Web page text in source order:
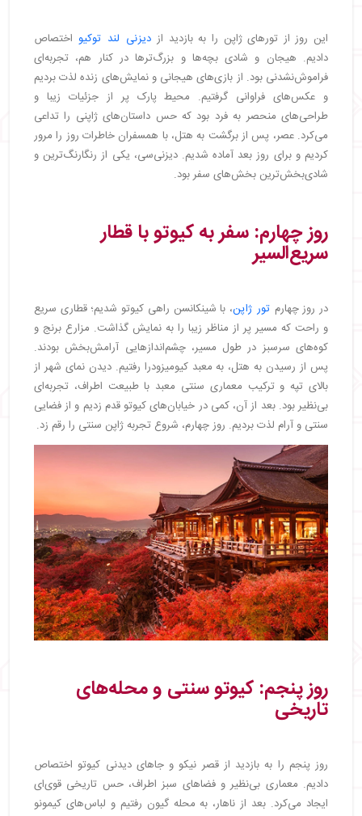
این روز از تورهای ژاپن را به بازدید از دیزنی لند توکیو اختصاص
دادیم. هیجان و شادی بچه‌ها و بزرگ‌ترها در کنار هم، تجربه‌ای
فراموش‌نشدنی بود. از بازی‌های هیجانی و نمایش‌های زنده لذت بردیم
و عکس‌های فراوانی گرفتیم. محیط پارک پر از جزئیات زیبا و
طراحی‌های منحصر به فرد بود که حس داستان‌های ژاپنی را تداعی
می‌کرد. عصر، پس از برگشت به هتل، با همسفران خاطرات روز را مرور
کردیم و برای روز بعد آماده شدیم. دیزنی‌سی، یکی از رنگارنگ‌ترین و
شادی‌بخش‌ترین بخش‌های سفر بود.
روز چهارم: سفر به کیوتو با قطار
سریع‌السیر
در روز چهارم تور ژاپن، با شینکانسن راهی کیوتو شدیم؛ قطاری سریع
و راحت که مسیر پر از مناظر زیبا را به نمایش گذاشت. مزارع برنج و
کوه‌های سرسبز در طول مسیر، چشم‌اندازهایی آرامش‌بخش بودند.
پس از رسیدن به هتل، به معبد کیومیزودرا رفتیم. دیدن نمای شهر از
بالای تپه و ترکیب معماری سنتی معبد با طبیعت اطراف، تجربه‌ای
بی‌نظیر بود. بعد از آن، کمی در خیابان‌های کیوتو قدم زدیم و از فضایی
سنتی و آرام لذت بردیم. روز چهارم، شروع تجربه ژاپن سنتی را رقم زد.
روز پنجم: کیوتو سنتی و محله‌های
تاریخی
روز پنجم را به بازدید از قصر نیکو و جاهای دیدنی کیوتو اختصاص
دادیم. معماری بی‌نظیر و فضاهای سبز اطراف، حس تاریخی قوی‌ای
ایجاد می‌کرد. بعد از ناهار، به محله گیون رفتیم و لباس‌های کیمونو